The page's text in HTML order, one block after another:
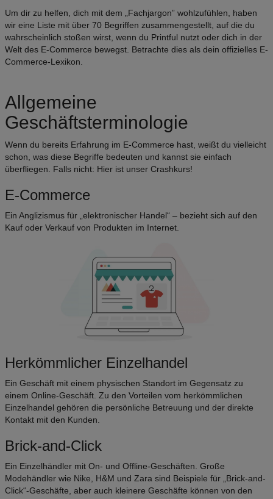
Um dir zu helfen, dich mit dem „Fachjargon” wohlzufühlen, haben
wir eine Liste mit über 70 Begriffen zusammengestellt, auf die du
wahrscheinlich stoßen wirst, wenn du Printful nutzt oder dich in der
Welt des E-Commerce bewegst. Betrachte dies als dein offizielles E-
Commerce-Lexikon.
Allgemeine
Geschäftsterminologie
Wenn du bereits Erfahrung im E-Commerce hast, weißt du vielleicht
schon, was diese Begriffe bedeuten und kannst sie einfach
überfliegen. Falls nicht: Hier ist unser Crashkurs!
E-Commerce
Ein Anglizismus für „elektronischer Handel“ – bezieht sich auf den
Kauf oder Verkauf von Produkten im Internet.
Herkömmlicher Einzelhandel
Ein Geschäft mit einem physischen Standort im Gegensatz zu
einem Online-Geschäft. Zu den Vorteilen vom herkömmlichen
Einzelhandel gehören die persönliche Betreuung und der direkte
Kontakt mit den Kunden.
Brick-and-Click
Ein Einzelhändler mit On- und Offline-Geschäften. Große
Modehändler wie Nike, H&M und Zara sind Beispiele für „Brick-and-
Click“-Geschäfte, aber auch kleinere Geschäfte können von den